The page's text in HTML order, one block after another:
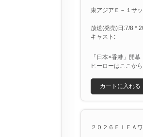
東アジアＥ－１サ
放送(発売)日:7/8 *
キャスト:
「日本×香港」開
ヒーローはここか
カートに入れる
２０２６ＦＩＦＡ